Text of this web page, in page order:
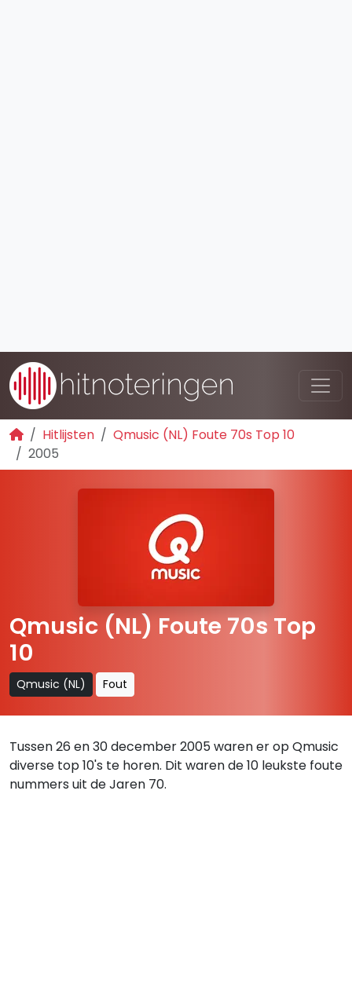
Hitlijsten
Qmusic (NL) Foute 70s Top 10
2005
Qmusic (NL) Foute 70s Top
10
Qmusic (NL) Fout
Tussen 26 en 30 december 2005 waren er op Qmusic
diverse top 10's te horen. Dit waren de 10 leukste foute
nummers uit de Jaren 70.